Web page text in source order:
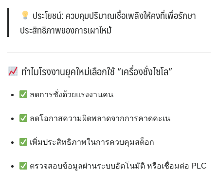
ประโยชน์: ควบคุมปริมาณเชื้อเพลิงให้คงที่เพื่อรักษา
ประสิทธิภาพของการเผาไหม้
ทำไมโรงงานยุคใหม่เลือกใช้ “เครื่องชั่งไซโล”
ลดการชั่งด้วยแรงงานคน
ลดโอกาสความผิดพลาดจากการคาดคะเน
เพิ่มประสิทธิภาพในการควบคุมสต็อก
ตรวจสอบข้อมูลผ่านระบบอัตโนมัติ หรือเชื่อมต่อ PLC